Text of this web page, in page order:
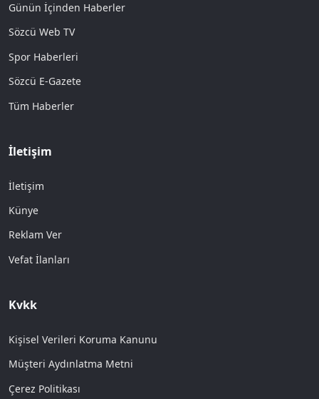
Günün İçinden Haberler
Sözcü Web TV
Spor Haberleri
Sözcü E-Gazete
Tüm Haberler
İletişim
İletişim
Künye
Reklam Ver
Vefat İlanları
Kvkk
Kişisel Verileri Koruma Kanunu
Müşteri Aydınlatma Metni
Çerez Politikası